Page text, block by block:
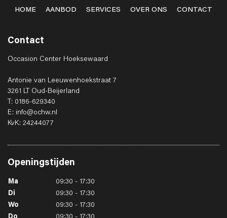
HOME AANBOD SERVICES OVER ONS CONTACT
Contact
Occasion Center Hoeksewaard
Antonie van Leeuwenhoekstraat 7
3261 LT Oud-Beijerland
T: 0186-629340
E: info@ochw.nl
KvK: 24244077
Openingstijden
Ma
09:30 - 17:30
Di
09:30 - 17:30
Wo
09:30 - 17:30